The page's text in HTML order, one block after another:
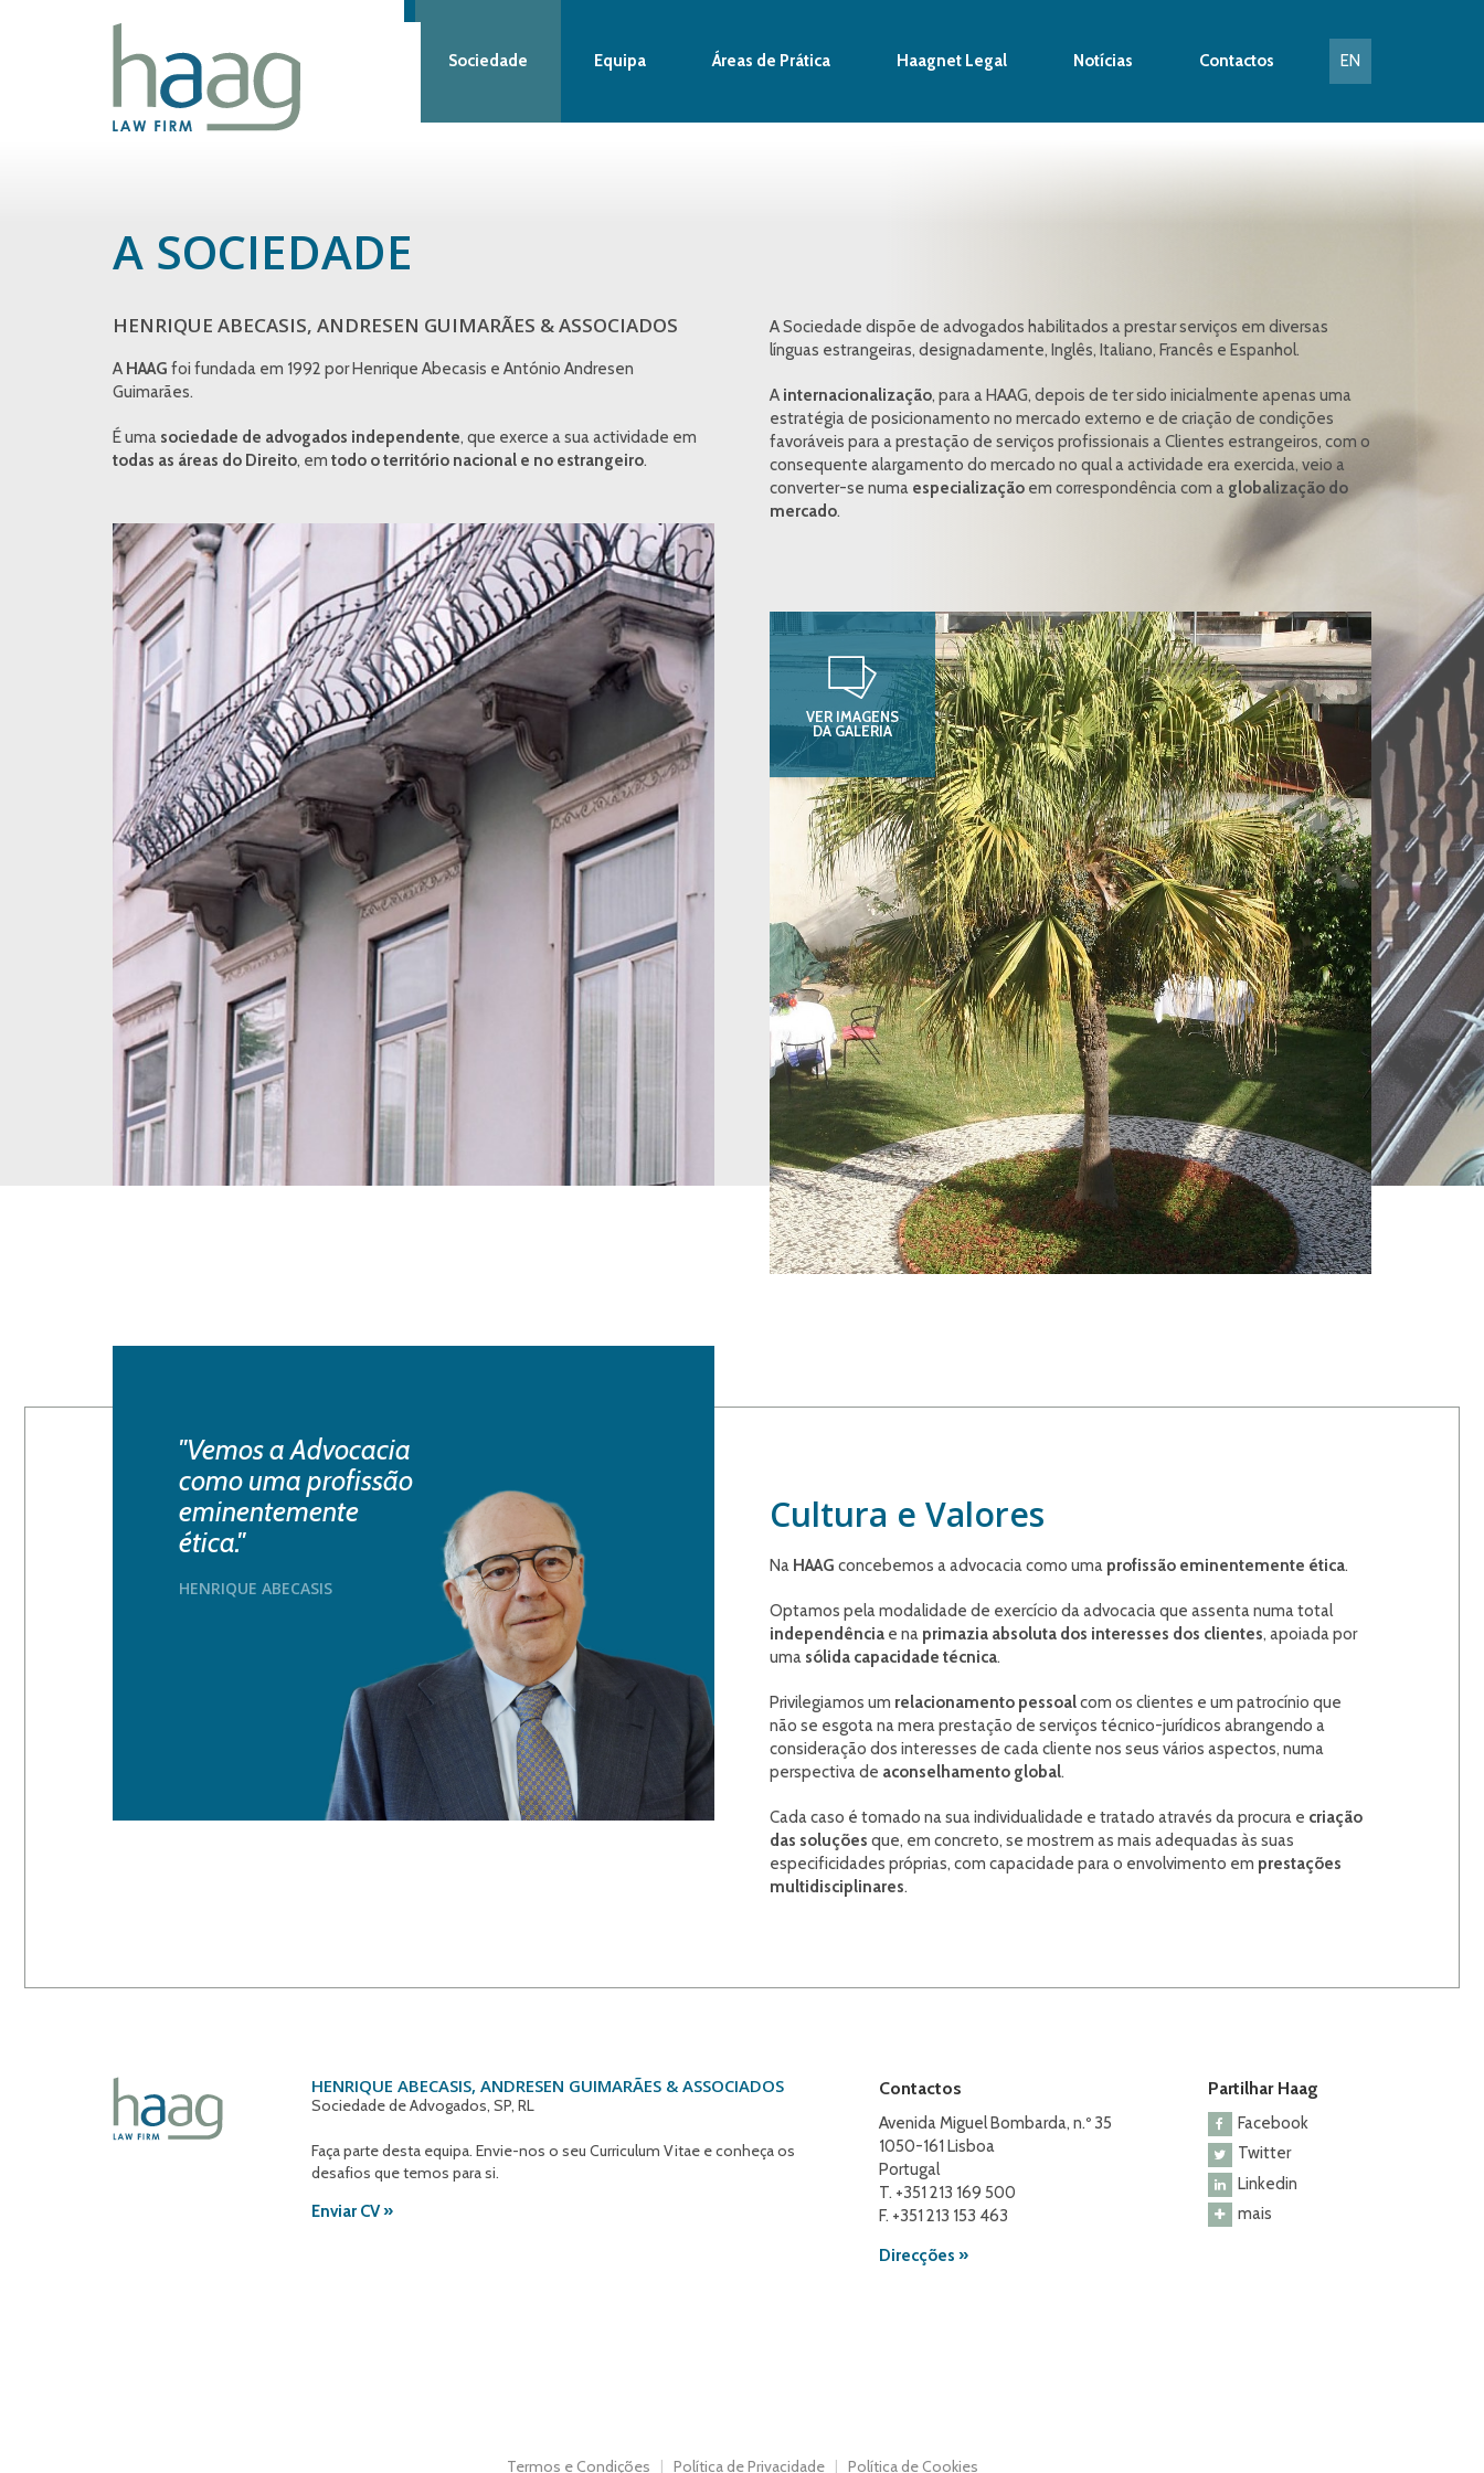
Sociedade Equipa Áreas de Prática Haagnet Legal Notícias Contactos EN
A SOCIEDADE
HENRIQUE ABECASIS, ANDRESEN GUIMARÃES & ASSOCIADOS
A HAAG foi fundada em 1992 por Henrique Abecasis e António Andresen
Guimarães.
É uma sociedade de advogados independente, que exerce a sua actividade em
todas as áreas do Direito, em todo o território nacional e no estrangeiro.
A Sociedade dispõe de advogados habilitados a prestar serviços em diversas
línguas estrangeiras, designadamente, Inglês, Italiano, Francês e Espanhol.
A internacionalização, para a HAAG, depois de ter sido inicialmente apenas uma
estratégia de posicionamento no mercado externo e de criação de condições
favoráveis para a prestação de serviços profissionais a Clientes estrangeiros, com o
consequente alargamento do mercado no qual a actividade era exercida, veio a
converter-se numa especialização em correspondência com a globalização do
mercado.
VER IMAGENS
DA GALERIA
"Vemos a Advocacia
como uma profissão
eminentemente
ética."
HENRIQUE ABECASIS
Cultura e Valores
Na HAAG concebemos a advocacia como uma profissão eminentemente ética.
Optamos pela modalidade de exercício da advocacia que assenta numa total
independência e na primazia absoluta dos interesses dos clientes, apoiada por
uma sólida capacidade técnica.
Privilegiamos um relacionamento pessoalcom os clientes e um patrocínio que
não se esgota na mera prestação de serviços técnico-jurídicos abrangendo a
consideração dos interesses de cada cliente nos seus vários aspectos, numa
perspectiva de aconselhamento global.
Cada caso é tomado na sua individualidade e tratado através da procura e criação
das soluções que, em concreto, se mostrem as mais adequadas às suas
especificidades próprias, com capacidade para o envolvimento em prestações
multidisciplinares.
HENRIQUE ABECASIS, ANDRESEN GUIMARÃES & ASSOCIADOS
Sociedade de Advogados, SP, RL
Faça parte desta equipa. Envie-nos o seu Curriculum Vitae e conheça os
desafios que temos para si.
Enviar CV »
Contactos
Avenida Miguel Bombarda, n.º 35
1050-161 Lisboa
Portugal
T. +351 213 169 500
F. +351 213 153 463
Direcções »
Partilhar Haag
Facebook
Twitter
Linkedin
mais
Termos e Condições Política de Privacidade| Política de Cookies